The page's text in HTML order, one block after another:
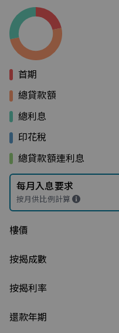
首期
總貸款額
總利息
印花稅
總貸款額連利息
每月入息要求
按月供比例計算
樓價
按揭成數
按揭利率
還款年期